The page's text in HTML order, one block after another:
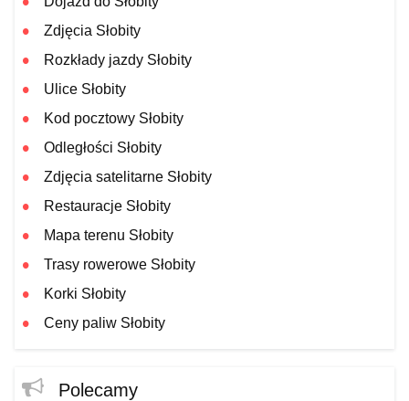
Zdjęcia Słobity
Rozkłady jazdy Słobity
Ulice Słobity
Kod pocztowy Słobity
Odległości Słobity
Zdjęcia satelitarne Słobity
Restauracje Słobity
Mapa terenu Słobity
Trasy rowerowe Słobity
Korki Słobity
Ceny paliw Słobity
Polecamy